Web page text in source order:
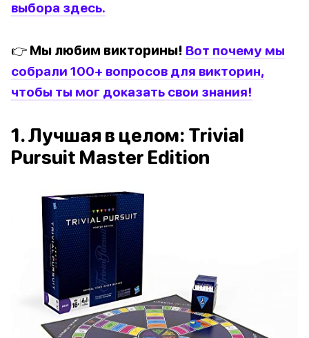
выбора здесь.
👉 Мы любим викторины! Вот почему мы
собрали 100+ вопросов для викторин,
чтобы ты мог доказать свои знания!
1. Лучшая в целом: Trivial
Pursuit Master Edition